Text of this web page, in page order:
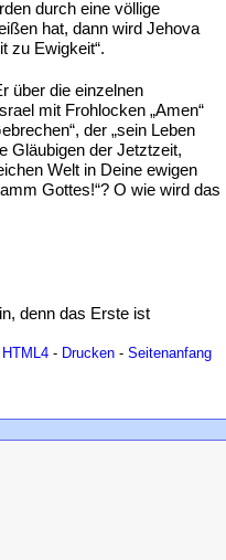
durch eine völlige
hat, dann wird Jehova
zu Ewigkeit“.
über die einzelnen
mit Frohlocken „Amen“
der „sein Leben
Gläubigen der Jetztzeit,
Welt in Deine ewigen
Gottes!“? O wie wird das
denn das Erste ist
- Drucken - Seitenanfang